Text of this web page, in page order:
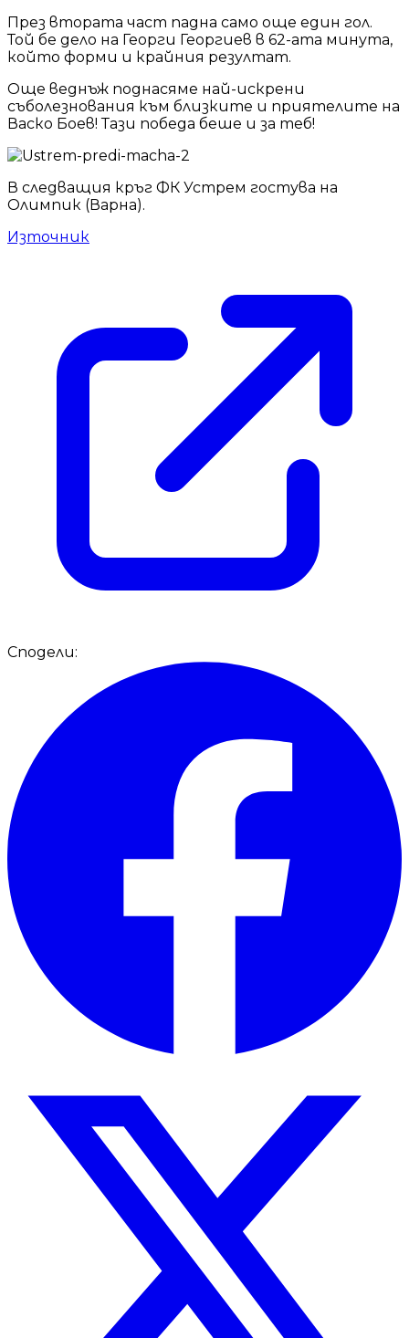
През втората част падна само още един гол.
Той бе дело на Георги Георгиев в 62-ата минута,
който форми и крайния резултат.
Още веднъж поднасяме най-искрени
съболезнования към близките и приятелите на
Васко Боев! Тази победа беше и за теб!
В следващия кръг ФК Устрем гостува на
Олимпик (Варна).
Източник
Сподели: